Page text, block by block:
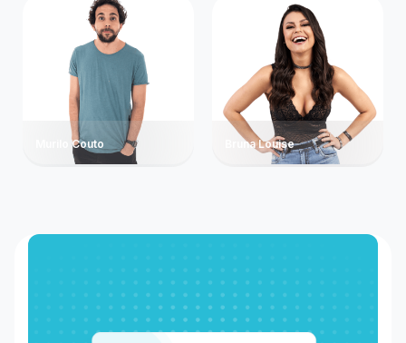
Murilo Couto Bruna Louise